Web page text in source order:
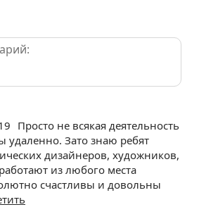
Просто не всякая деятельность
удаленно. Зато знаю ребят
дизайнеров, художников,
из любого места
счастливы и довольны